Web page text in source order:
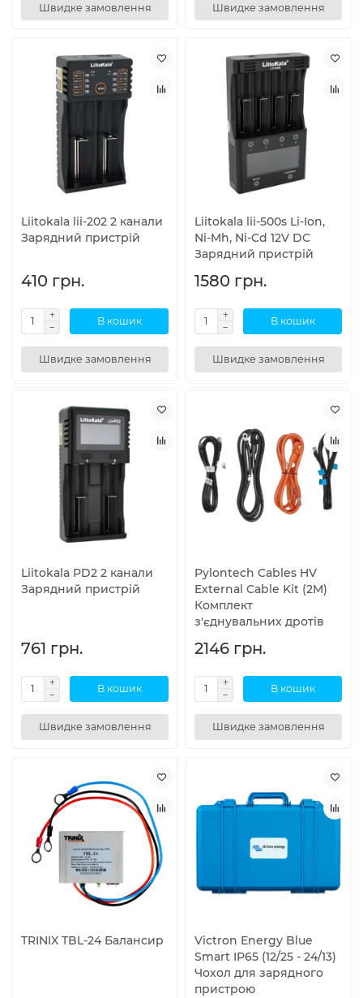
Швидке замовлення Швидке замовлення
Liitokala lii-202 2 канали
Зарядний пристрій
410 грн.
В кошик
Швидке замовлення
Liitokala lii-500s Li-Ion,
Ni-Mh, Ni-Cd 12V DC
Зарядний пристрій
1580 грн.
В кошик
Швидке замовлення
Liitokala PD2 2 канали
Зарядний пристрій
761 грн.
В кошик
Швидке замовлення
Pylontech Cables HV
External Cable Kit (2M)
Комплект
з'єднувальних дротів
2146 грн.
В кошик
Швидке замовлення
TRINIX TBL-24 Балансир
Victron Energy Blue
Smart IP65 (12/25 - 24/13)
Чохол для зарядного
пристрою